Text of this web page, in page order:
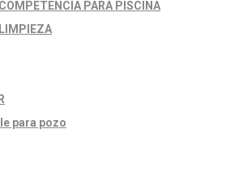
PARA PISCINA
para pozo